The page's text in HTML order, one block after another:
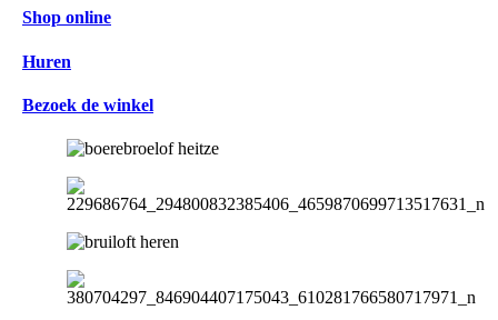
Shop online
Huren
Bezoek de winkel